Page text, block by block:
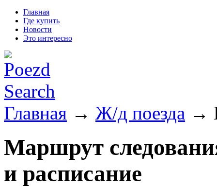
Главная
Где купить
Новости
Это интересно
Главная → Ж/д поезда →
Маршрут
и расписание